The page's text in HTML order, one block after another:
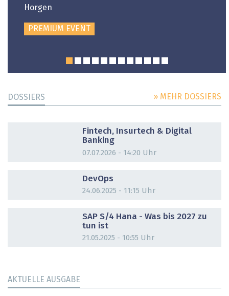
Horgen
PREMIUM EVENT
DOSSIERS » MEHR DOSSIERS
Fintech, Insurtech & Digital
Banking
07.07.2026 - 14:20 Uhr
DevOps
24.06.2025 - 11:15 Uhr
SAP S/4 Hana - Was bis 2027 zu
tun ist
21.05.2025 - 10:55 Uhr
AKTUELLE AUSGABE